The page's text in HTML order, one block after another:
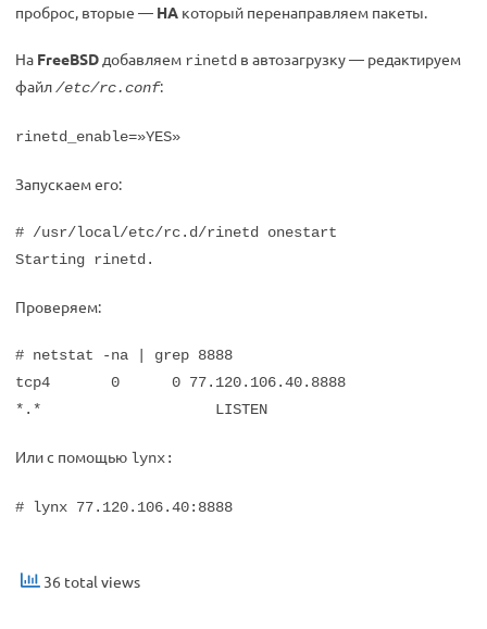
проброс, вторые — НА который перенаправляем пакеты.
На FreeBSD добавляем rinetd в автозагрузку — редактируем
файл/etc/rc.conf:
rinetd_enable=»YES»
Запускаем его:
# /usr/local/etc/rc.d/rinetd onestart
Starting rinetd.
Проверяем:
# netstat -na | grep 8888
tcp4 0 0 77.120.106.40.8888
*.* LISTEN
Или с помощью lynx:
# lynx 77.120.106.40:8888
36 total views